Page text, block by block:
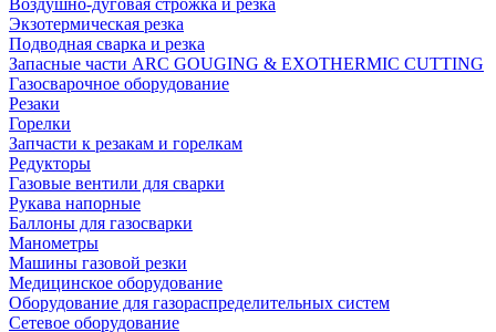
Воздушно-дуговая строжка и резка
Экзотермическая резка
Подводная сварка и резка
Запасные части ARC GOUGING & EXOTHERMIC CUTTING
Газосварочное оборудование
Резаки
Горелки
Запчасти к резакам и горелкам
Редукторы
Газовые вентили для сварки
Рукава напорные
Баллоны для газосварки
Манометры
Машины газовой резки
Медицинское оборудование
Оборудование для газораспределительных систем
Сетевое оборудование